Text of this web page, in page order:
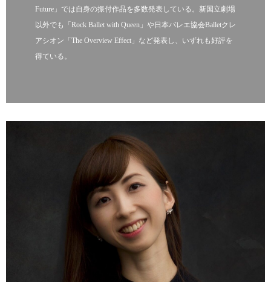
Future」では自身の振付作品を多数発表している。新国立劇場
以外でも「Rock Ballet with Queen」や日本バレエ協会Balletクレ
アシオン「The Overview Effect」など発表し、いずれも好評を
得ている。